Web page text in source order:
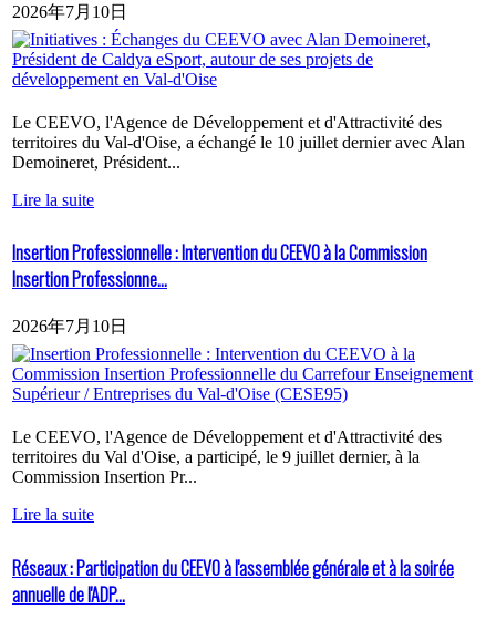
2026年7月10日
Le CEEVO, l'Agence de Développement et d'Attractivité des
territoires du Val-d'Oise, a échangé le 10 juillet dernier avec Alan
Demoineret, Président...
Lire la suite
Insertion Professionnelle : Intervention du CEEVO à la Commission
Insertion Professionne...
2026年7月10日
Le CEEVO, l'Agence de Développement et d'Attractivité des
territoires du Val d'Oise, a participé, le 9 juillet dernier, à la
Commission Insertion Pr...
Lire la suite
Réseaux : Participation du CEEVO à l'assemblée générale et à la soirée
annuelle de l'ADP...